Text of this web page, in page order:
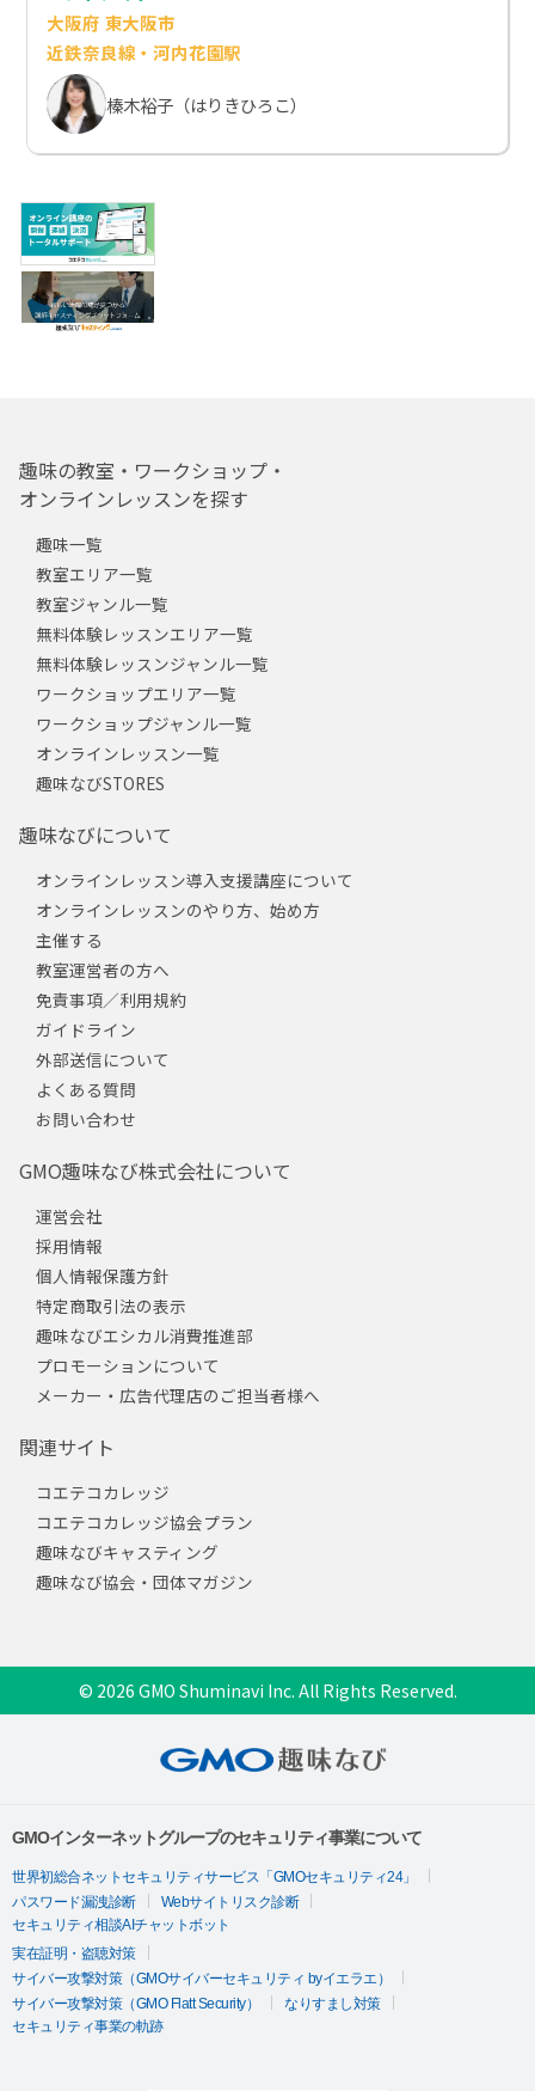
大阪府 東大阪市
近鉄奈良線・河内花園駅
榛木裕子（はりきひろこ）
趣味の教室・ワークショップ・
オンラインレッスンを探す
趣味一覧
教室エリア一覧
教室ジャンル一覧
無料体験レッスンエリア一覧
無料体験レッスンジャンル一覧
ワークショップエリア一覧
ワークショップジャンル一覧
オンラインレッスン一覧
趣味なびSTORES
趣味なびについて
オンラインレッスン導入支援講座について
オンラインレッスンのやり方、始め方
主催する
教室運営者の方へ
免責事項／利用規約
ガイドライン
外部送信について
よくある質問
お問い合わせ
GMO趣味なび株式会社について
運営会社
採用情報
個人情報保護方針
特定商取引法の表示
趣味なびエシカル消費推進部
プロモーションについて
メーカー・広告代理店のご担当者様へ
関連サイト
コエテコカレッジ
コエテコカレッジ協会プラン
趣味なびキャスティング
趣味なび協会・団体マガジン
© 2026 GMO Shuminavi Inc. All Rights Reserved.